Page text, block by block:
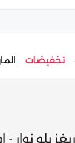
تخفيضات
بلو نوار - او